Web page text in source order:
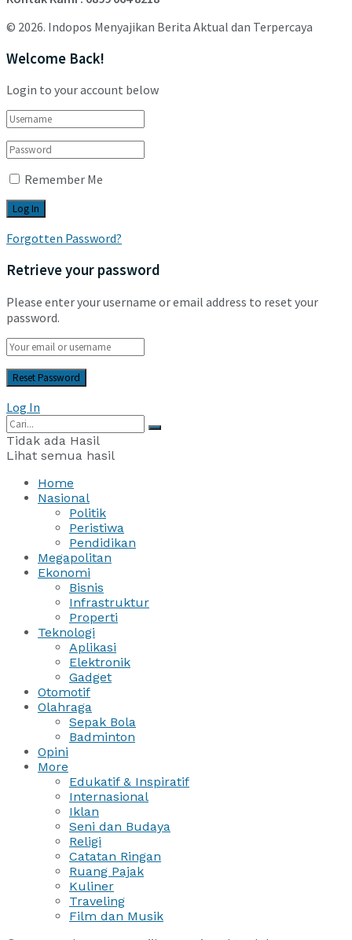
© 2026. Indopos Menyajikan Berita Aktual dan Terpercaya
Welcome Back!
Login to your account below
Remember Me
Forgotten Password?
Retrieve your password
Please enter your username or email address to reset your
password.
Log In
Tidak ada Hasil
Lihat semua hasil
Home
Nasional
Politik
Peristiwa
Pendidikan
Megapolitan
Ekonomi
Bisnis
Infrastruktur
Properti
Teknologi
Aplikasi
Elektronik
Gadget
Otomotif
Olahraga
Sepak Bola
Badminton
Opini
More
Edukatif & Inspiratif
Internasional
Iklan
Seni dan Budaya
Religi
Catatan Ringan
Ruang Pajak
Kuliner
Traveling
Film dan Musik